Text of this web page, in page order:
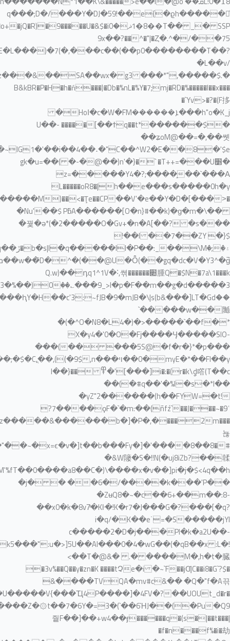
˃���V'�e��Y�D�[���)��<�Ţe��CPM��������ڊ�����3�0Em*�e�I)ȷ�+*�Ҁ������uEO�:4���מ(&ղ��*�M�W`�v�,ݺ�N�m\�H��R%��Yh��r��),*�#Qe?
~�Ev�KM'%fT��0����a8��C�)\����x�v��]pi�j�$<4q��h�_��ݍ9�����X���4r'mவI��MM�V~T�H�Һ7�:�z6� ;mE{�a�s�8_QõD�װ0Ne��At3Fυ����dY�w��>k��m�}